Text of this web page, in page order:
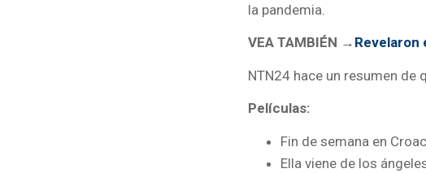
la pandemia.
VEA TAMBIÉN → Revelaron
NTN24 hace un resumen de
Películas:
Fin de semana en
Ella viene de los